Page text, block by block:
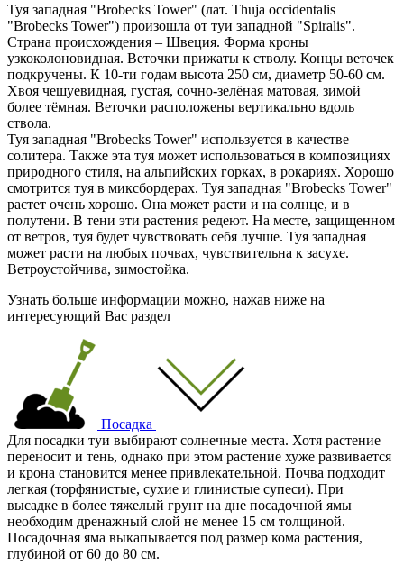
Туя западная "Brobecks Tower" (лат. Thuja occidentalis
"Brobecks Tower") произошла от туи западной "Spiralis".
Страна происхождения – Швеция. Форма кроны
узкоколоновидная. Веточки прижаты к стволу. Концы веточек
подкручены. К 10-ти годам высота 250 см, диаметр 50-60 см.
Хвоя чешуевидная, густая, сочно-зелёная матовая, зимой
более тёмная. Веточки расположены вертикально вдоль
ствола.
Туя западная "Brobecks Tower" используется в качестве
солитера. Также эта туя может использоваться в композициях
природного стиля, на альпийских горках, в рокариях. Хорошо
смотрится туя в миксбордерах. Туя западная "Brobecks Tower"
растет очень хорошо. Она может расти и на солнце, и в
полутени. В тени эти растения редеют. На месте, защищенном
от ветров, туя будет чувствовать себя лучше. Туя западная
может расти на любых почвах, чувствительна к засухе.
Ветроустойчива, зимостойка.
Узнать больше информации можно, нажав ниже на
интересующий Вас раздел
Посадка
Для посадки туи выбирают солнечные места. Хотя растение
переносит и тень, однако при этом растение хуже развивается
и крона становится менее привлекательной. Почва подходит
легкая (торфянистые, сухие и глинистые супеси). При
высадке в более тяжелый грунт на дне посадочной ямы
необходим дренажный слой не менее 15 см толщиной.
Посадочная яма выкапывается под размер кома растения,
глубиной от 60 до 80 см.